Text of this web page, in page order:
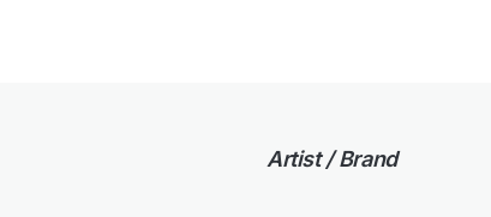
Artist / Brand